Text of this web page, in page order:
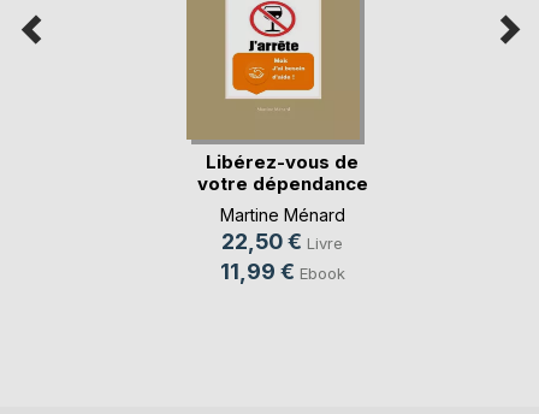
Libérez-vous de
votre dépendance
à(...)
Martine Ménard
22,50 € Livre
11,99 € Ebook